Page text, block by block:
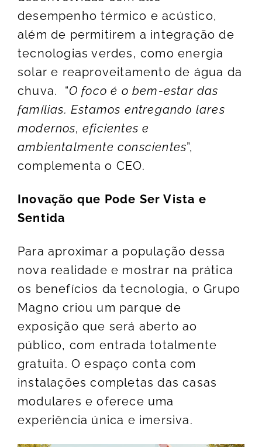
desempenho térmico e acústico,
além de permitirem a integração de
tecnologias verdes, como energia
solar e reaproveitamento de água da
chuva. “O foco é o bem-estar das
famílias. Estamos entregando lares
modernos, eficientes e
ambientalmente conscientes”,
complementa o CEO.
Inovação que Pode Ser Vista e
Sentida
Para aproximar a população dessa
nova realidade e mostrar na prática
os benefícios da tecnologia, o Grupo
Magno criou um parque de
exposição que será aberto ao
público, com entrada totalmente
gratuita. O espaço conta com
instalações completas das casas
modulares e oferece uma
experiência única e imersiva.